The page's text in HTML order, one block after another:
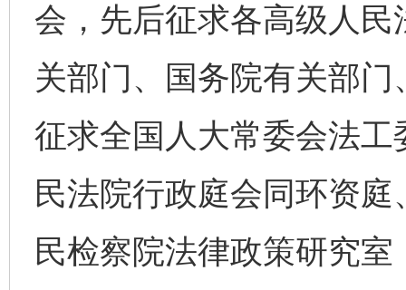
会，先后征求各高级人
关部门、国务院有关部
征求全国人大常委会法
民法院行政庭会同环资
民检察院法律政策研究